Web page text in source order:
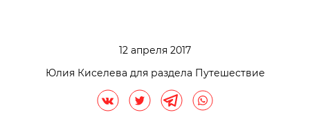
12 апреля 2017
Юлия Киселева для раздела Путешествие